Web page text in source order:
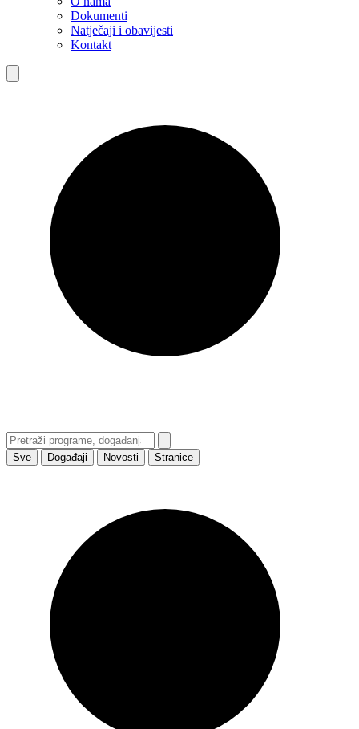
Dokumenti
Natječaji i obavijesti
Kontakt
Sve Događaji Novosti Stranice